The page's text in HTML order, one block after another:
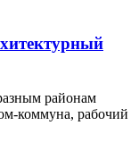
районам
коммуна, рабочий